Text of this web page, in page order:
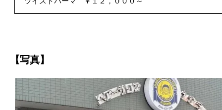
【写真】